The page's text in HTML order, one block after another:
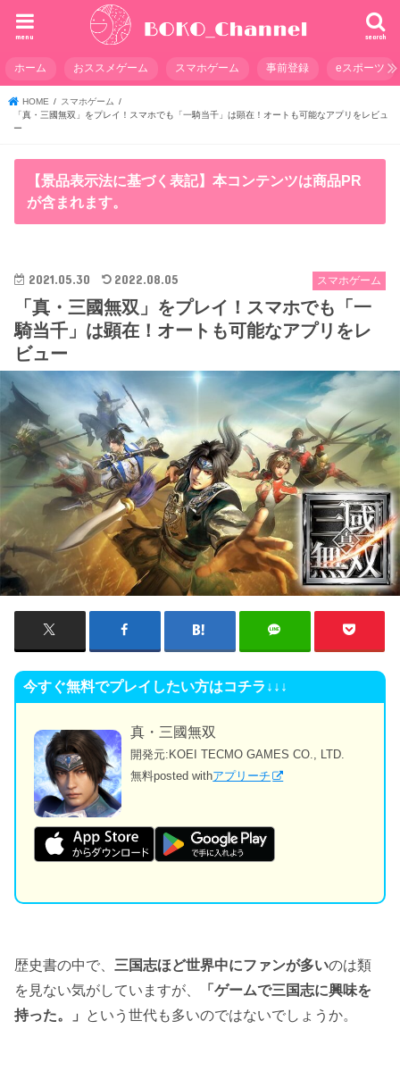
search
menu
ホーム おススメゲーム スマホゲーム 事前登録 eスポーツ
HOME
スマホゲーム
「真・三國無双」をプレイ！スマホでも「一騎当千」は顕在！オートも可能なアプリをレビュ
ー
【景品表示法に基づく表記】本コンテンツは商品PR
が含まれます。
スマホゲーム
2021.05.30 2022.08.05
「真・三國無双」をプレイ！スマホでも「一
騎当千」は顕在！オートも可能なアプリをレ
ビュー
今すぐ無料でプレイしたい方はコチラ↓↓↓
真・三國無双
開発元: KOEI TECMO GAMES CO., LTD.
無料posted withアプリーチ
歴史書の中で、 三国志ほど世界中にファンが多いのは類
を見ない気がしていますが、
「ゲームで三国志に興味を
持った。」 という世代も多いのではないでしょうか。